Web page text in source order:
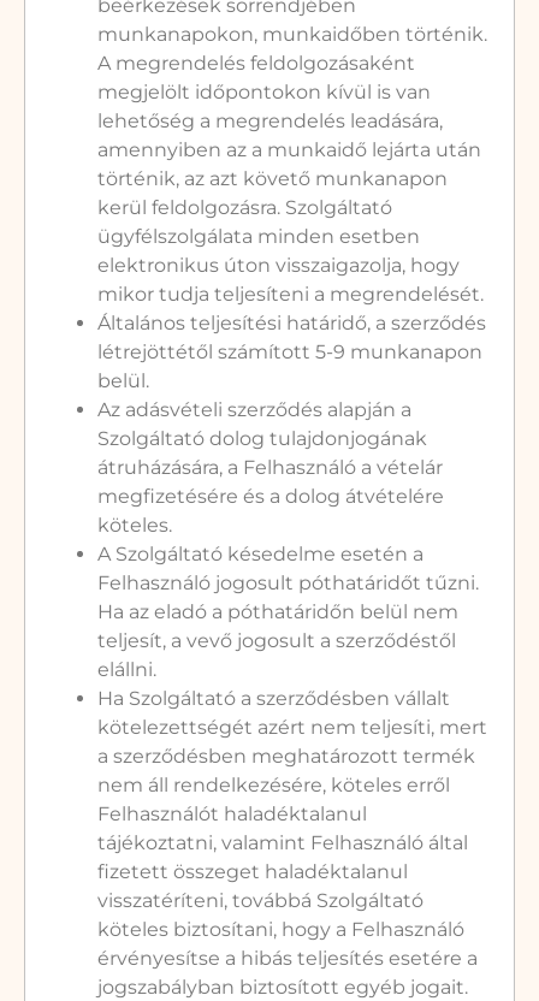
beérkezések sorrendjében
munkanapokon, munkaidőben történik.
A megrendelés feldolgozásaként
megjelölt időpontokon kívül is van
lehetőség a megrendelés leadására,
amennyiben az a munkaidő lejárta után
történik, az azt követő munkanapon
kerül feldolgozásra. Szolgáltató
ügyfélszolgálata minden esetben
elektronikus úton visszaigazolja, hogy
mikor tudja teljesíteni a megrendelését.
Általános teljesítési határidő, a szerződés
létrejöttétől számított 5-9 munkanapon
belül.
Az adásvételi szerződés alapján a
Szolgáltató dolog tulajdonjogának
átruházására, a Felhasználó a vételár
megfizetésére és a dolog átvételére
köteles.
A Szolgáltató késedelme esetén a
Felhasználó jogosult póthatáridőt tűzni.
Ha az eladó a póthatáridőn belül nem
teljesít, a vevő jogosult a szerződéstől
elállni.
Ha Szolgáltató a szerződésben vállalt
kötelezettségét azért nem teljesíti, mert
a szerződésben meghatározott termék
nem áll rendelkezésére, köteles erről
Felhasználót haladéktalanul
tájékoztatni, valamint Felhasználó által
fizetett összeget haladéktalanul
visszatéríteni, továbbá Szolgáltató
köteles biztosítani, hogy a Felhasználó
érvényesítse a hibás teljesítés esetére a
jogszabályban biztosított egyéb jogait.